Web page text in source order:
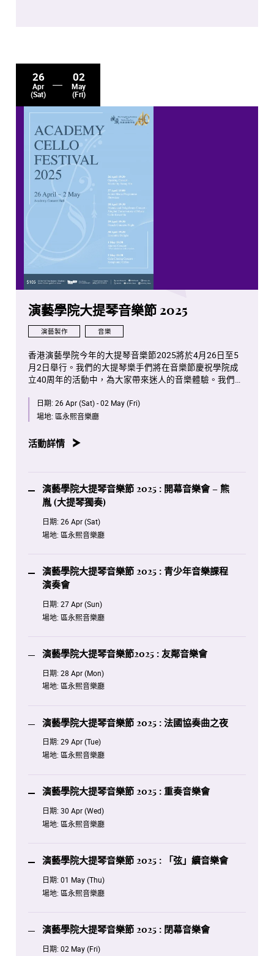
26
Apr
(Sat)
02
May
(Fri)
演藝學院大提琴音樂節 2025
演藝製作 音樂
香港演藝學院今年的大提琴音樂節2025將於4月26日至5
月2日舉行。我們的大提琴樂手們將在音樂節慶祝學院成
立40周年的活動中，為大家帶來迷人的音樂體驗。我們真
日期: 26 Apr (Sat) - 02 May (Fri)
場地: 區永熙音樂廳
活動詳情
演藝學院大提琴音樂節 2025 : 開幕音樂會 – 熊
胤 (大提琴獨奏)
日期: 26 Apr (Sat)
場地: 區永熙音樂廳
演藝學院大提琴音樂節 2025 : 青少年音樂課程
演奏會
日期: 27 Apr (Sun)
場地: 區永熙音樂廳
演藝學院大提琴音樂節2025 : 友鄰音樂會
日期: 28 Apr (Mon)
場地: 區永熙音樂廳
演藝學院大提琴音樂節 2025 : 法國協奏曲之夜
日期: 29 Apr (Tue)
場地: 區永熙音樂廳
演藝學院大提琴音樂節 2025 : 重奏音樂會
日期: 30 Apr (Wed)
場地: 區永熙音樂廳
演藝學院大提琴音樂節 2025 : 「弦」續音樂會
日期: 01 May (Thu)
場地: 區永熙音樂廳
演藝學院大提琴音樂節 2025 : 閉幕音樂會
日期: 02 May (Fri)